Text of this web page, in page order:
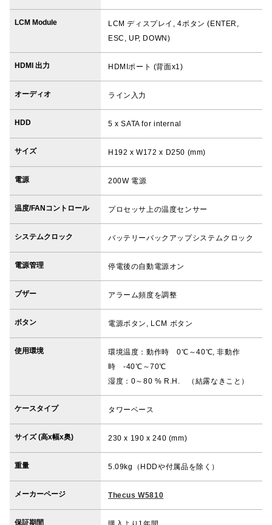
LCM Module
LCM ディスプレイ, 4ボタン (ENTER,
ESC, UP, DOWN)
HDMI 出力 HDMIポート (背面x1)
オーディオ ライン入力
HDD 5 x SATA for internal
サイズ H192 x W172 x D250 (mm)
電源 200W 電源
温度/FANコントロール プロセッサ上の温度センサー
システムクロック バッテリーバックアップシステムクロック
電源管理 停電後の自動電源オン
ブザー アラーム頻度を調整
ボタン 電源ボタン, LCM ボタン
使用環境
環境温度：動作時 0℃～40℃, 非動作
時 -40℃～70℃
湿度：0～80 % R.H. （結露なきこと）
ケースタイプ タワーベース
サイズ (高x幅x奥) 230 x 190 x 240 (mm)
重量 5.09kg（HDDや付属品を除く）
メーカーページ Thecus W5810
保証期間